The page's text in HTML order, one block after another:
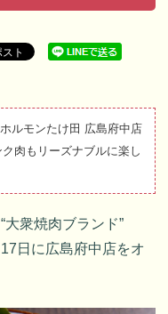
ルモンたけ田 広島府中店
肉もリーズナブルに楽し
衆焼肉ブランド”
日に広島府中店をオ